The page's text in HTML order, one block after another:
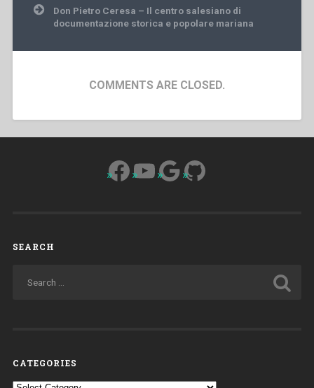
Don Pietro Ceresa – Il centro salesiano di
documentazione storica e popolare mariana
COMMENTS ARE CLOSED.
Facebook
YouTube
Google
GitHub
SEARCH
CATEGORIES
Categories